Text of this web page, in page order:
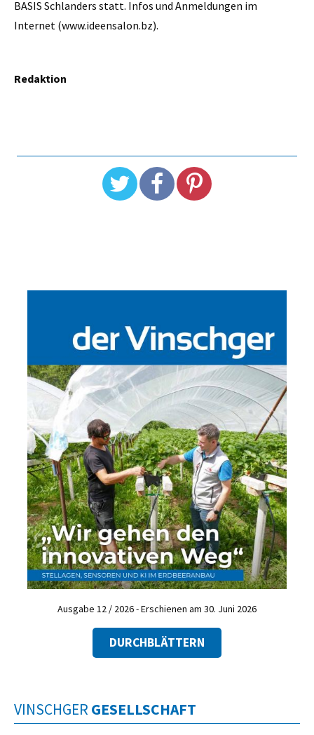
BASIS Schlanders statt. Infos und Anmeldungen im
Internet (www.ideensalon.bz).
Redaktion
Ausgabe 12 / 2026 - Erschienen am 30. Juni 2026
DURCHBLÄTTERN
VINSCHGER GESELLSCHAFT